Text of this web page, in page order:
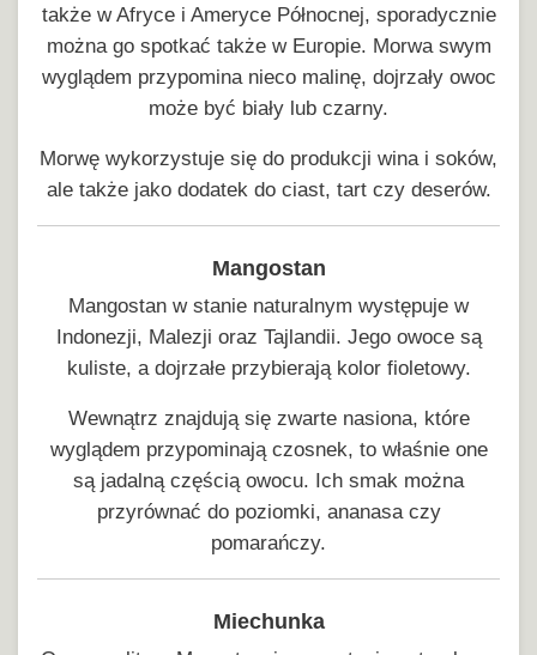
także w Afryce i Ameryce Północnej, sporadycznie
można go spotkać także w Europie. Morwa swym
wyglądem przypomina nieco malinę, dojrzały owoc
może być biały lub czarny.
Morwę wykorzystuje się do produkcji wina i soków,
ale także jako dodatek do ciast, tart czy deserów.
Mangostan
Mangostan w stanie naturalnym występuje w
Indonezji, Malezji oraz Tajlandii. Jego owoce są
kuliste, a dojrzałe przybierają kolor fioletowy.
Wewnątrz znajdują się zwarte nasiona, które
wyglądem przypominają czosnek, to właśnie one
są jadalną częścią owocu. Ich smak można
przyrównać do poziomki, ananasa czy
pomarańczy.
Miechunka